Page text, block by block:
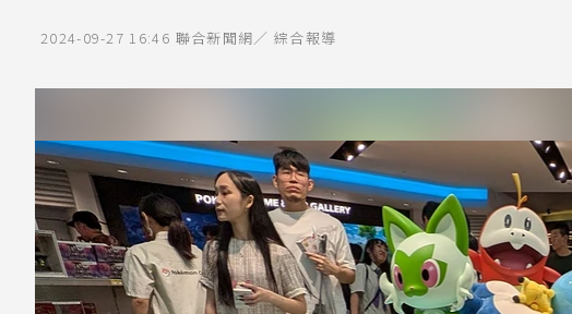
2024-09-27 16:46 聯合新聞網／ 綜合報導